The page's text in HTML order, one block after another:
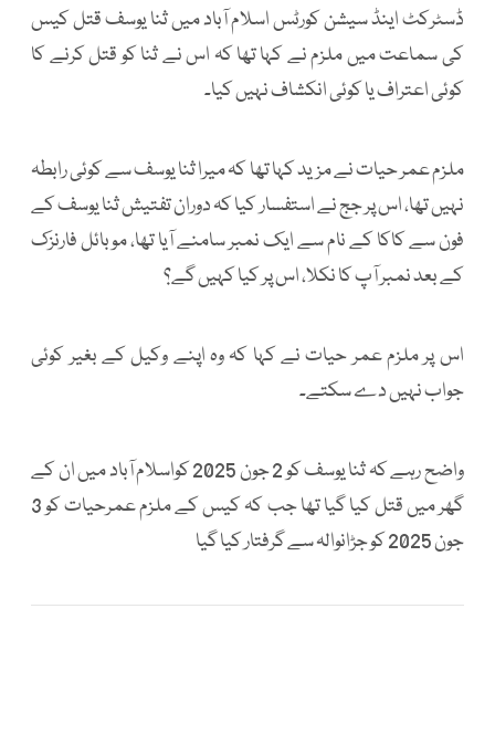
ڈسٹرکٹ اینڈ سیشن کورٹس اسلام آباد میں ثنا یوسف قتل کیس
کی سماعت میں ملزم نے کہا تھا کہ اس نے ثنا کو قتل کرنے کا
کوئی اعتراف یا کوئی انکشاف نہیں کیا۔
ملزم عمر حیات نے مزید کہا تھا کہ میرا ثنا یوسف سے کوئی رابطہ
نہیں تھا، اس پر جج نے استفسار کیا کہ دوران تفتیش ثنا یوسف کے
فون سے کاکا کے نام سے ایک نمبر سامنے آیا تھا، موبائل فارنزک
کے بعد نمبر آپ کا نکلا، اس پر کیا کہیں گے؟
اس پر ملزم عمر حیات نے کہا کہ وہ اپنے وکیل کے بغیر کوئی
جواب نہیں دے سکتے۔
واضح رہے کہ ثنا یوسف کو 2 جون 2025 کواسلام آباد میں ان کے
گھر میں قتل کیا گیا تھا جب کہ کیس کے ملزم عمرحیات کو 3
جون 2025 کو جڑانوالہ سے گرفتار کیا گیا